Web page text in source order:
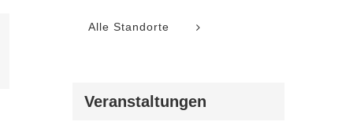
Alle Standorte
Veranstaltungen